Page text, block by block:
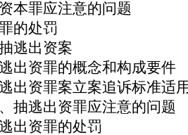
本罪应注意的问题
的处罚
逃出资案
出资罪的概念和构成要件
出资罪案立案追诉标准适
抽逃出资罪应注意的问题
出资罪的处罚